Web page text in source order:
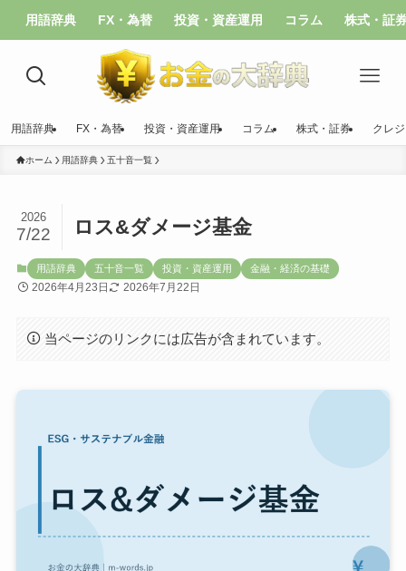
用語辞典 FX・為替 投資・資産運用 コラム 株式・証
用語辞典 FX・為替 投資・資産運用 コラム 株式・証券 クレ
ホーム 用語辞典 五十音一覧
ロス&ダメージ基金
2026
7/22
用語辞典 五十音一覧 投資・資産運用 金融・経済の基礎
2026年4月23日 2026年7月22日
当ページのリンクには広告が含まれています。